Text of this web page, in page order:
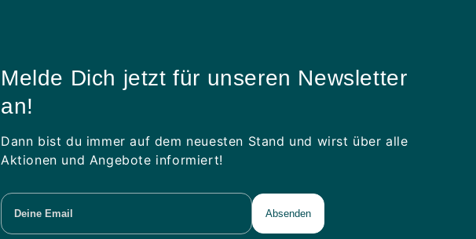
Melde Dich jetzt für unseren Newsletter
an!
Dann bist du immer auf dem neuesten Stand und wirst über alle
Aktionen und Angebote informiert!